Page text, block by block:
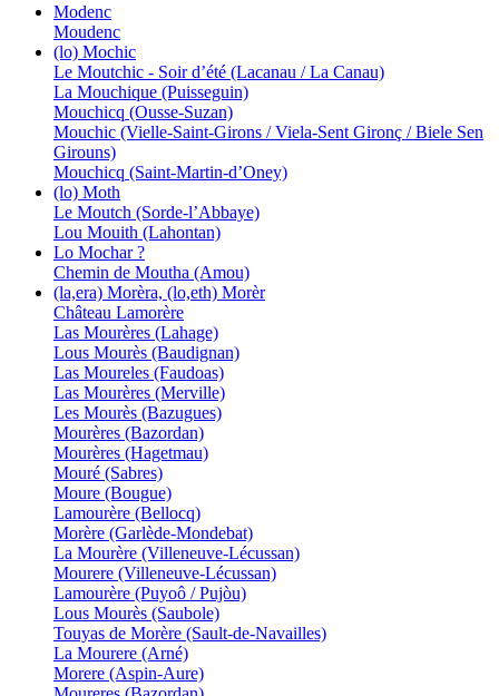
Modenc
Moudenc
(lo) Mochic
Le Moutchic - Soir d’été (Lacanau / La Canau)
La Mouchique (Puisseguin)
Mouchicq (Ousse-Suzan)
Mouchic (Vielle-Saint-Girons / Viela-Sent Gironç / Biele Sen
Girouns)
Mouchicq (Saint-Martin-d’Oney)
(lo) Moth
Le Moutch (Sorde-l’Abbaye)
Lou Mouith (Lahontan)
Lo Mochar ?
Chemin de Moutha (Amou)
(la,era) Morèra, (lo,eth) Morèr
Château Lamorère
Las Mourères (Lahage)
Lous Mourès (Baudignan)
Las Moureles (Faudoas)
Las Mourères (Merville)
Les Mourès (Bazugues)
Mourères (Bazordan)
Mourères (Hagetmau)
Mouré (Sabres)
Moure (Bougue)
Lamourère (Bellocq)
Morère (Garlède-Mondebat)
La Mourère (Villeneuve-Lécussan)
Mourere (Villeneuve-Lécussan)
Lamourère (Puyoô / Pujòu)
Lous Mourès (Saubole)
Touyas de Morère (Sault-de-Navailles)
La Mourere (Arné)
Morere (Aspin-Aure)